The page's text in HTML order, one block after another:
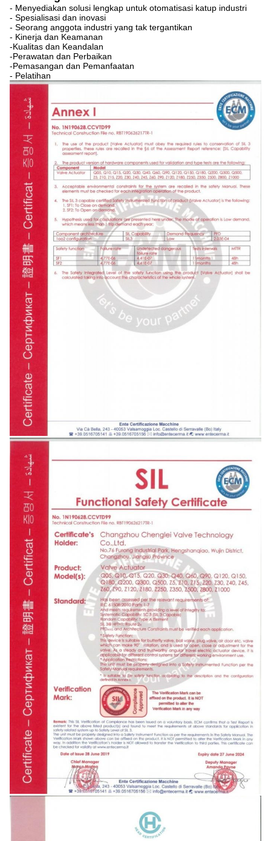
- Menyediakan solusi lengkap untuk otomatisasi katup industri
- Spesialisasi dan inovasi
- Seorang anggota industri yang tak tergantikan
- Kinerja dan Keamanan
-Kualitas dan Keandalan
-Perawatan dan Perbaikan
-Pemasangan dan Pemanfaatan
- Pelatihan